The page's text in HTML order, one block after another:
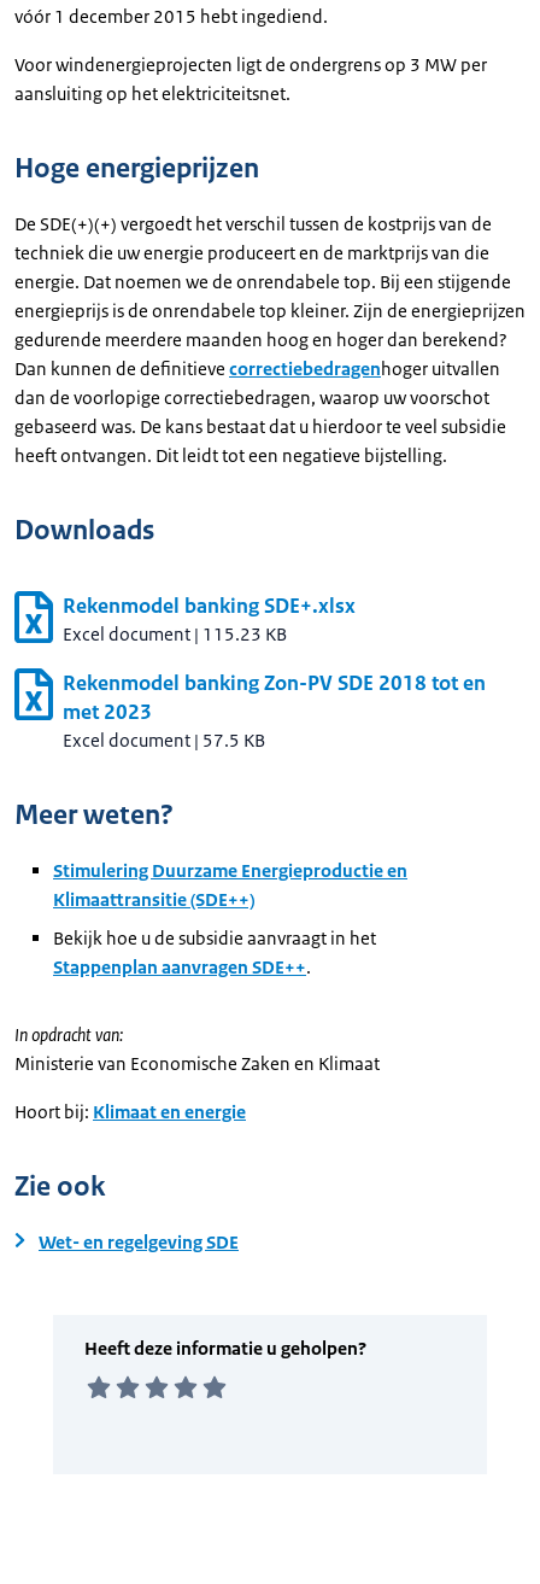
vóór 1 december 2015 hebt ingediend.
Voor windenergieprojecten ligt de ondergrens op 3 MW per
aansluiting op het elektriciteitsnet.
Hoge energieprijzen
De SDE(+)(+) vergoedt het verschil tussen de kostprijs van de
techniek die uw energie produceert en de marktprijs van die
energie. Dat noemen we de onrendabele top. Bij een stijgende
energieprijs is de onrendabele top kleiner. Zijn de energieprijzen
gedurende meerdere maanden hoog en hoger dan berekend?
Dan kunnen de definitieve correctiebedragenhoger uitvallen
dan de voorlopige correctiebedragen, waarop uw voorschot
gebaseerd was. De kans bestaat dat u hierdoor te veel subsidie
heeft ontvangen. Dit leidt tot een negatieve bijstelling.
Downloads
Rekenmodel banking SDE+.xlsx
Excel document | 115.23 KB
Rekenmodel banking Zon-PV SDE 2018 tot en
met 2023
Excel document | 57.5 KB
Meer weten?
Stimulering Duurzame Energieproductie en
Klimaattransitie (SDE++)
Bekijk hoe u de subsidie aanvraagt in het
Stappenplan aanvragen SDE++.
In opdracht van:
Ministerie van Economische Zaken en Klimaat
Hoort bij: Klimaat en energie
Zie ook
Wet- en regelgeving SDE